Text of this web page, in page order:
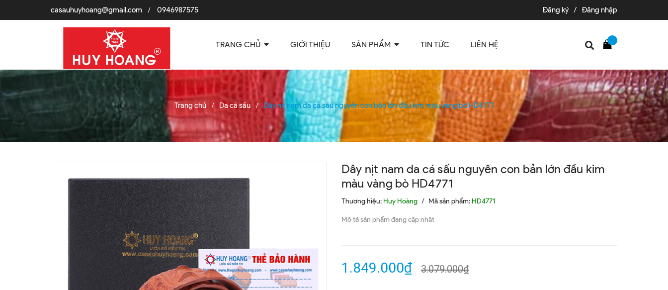
casauhuyhoang@gmail.com / 0946987575 Đăng ký / Đăng nhập
TRANG CHỦ GIỚI THIỆU SẢN PHẨM TIN TỨC LIÊN HỆ
Trang chủ / Da cá sấu / Dây nịt nam da cá sấu nguyên con bản lớn đầu kim màu vàng bò HD4771
Dây nịt nam da cá sấu nguyên con bản lớn đầu kim
màu vàng bò HD4771
Thương hiệu: Huy Hoàng / Mã sản phẩm: HD4771
Mô tả sản phẩm đang cập nhật
1.849.000₫ 3.079.000₫